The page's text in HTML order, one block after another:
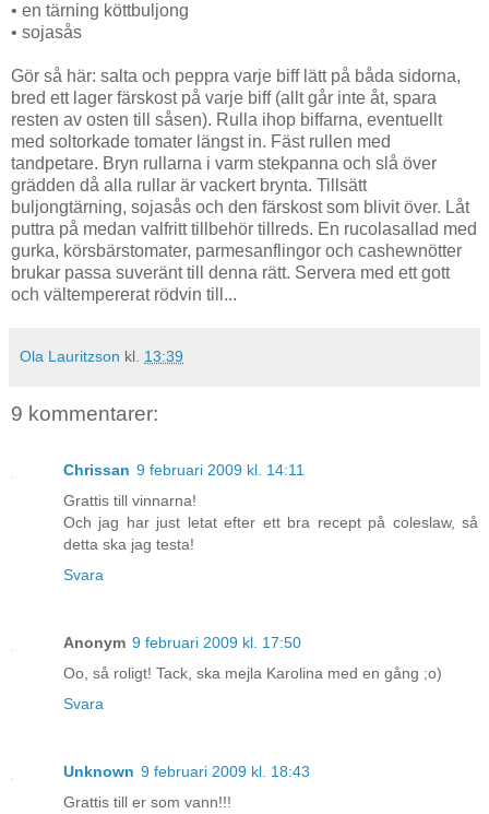
• en tärning köttbuljong
• sojasås
Gör så här: salta och peppra varje biff lätt på båda sidorna,
bred ett lager färskost på varje biff (allt går inte åt, spara
resten av osten till såsen). Rulla ihop biffarna, eventuellt
med soltorkade tomater längst in. Fäst rullen med
tandpetare. Bryn rullarna i varm stekpanna och slå över
grädden då alla rullar är vackert brynta. Tillsätt
buljongtärning, sojasås och den färskost som blivit över. Låt
puttra på medan valfritt tillbehör tillreds. En rucolasallad med
gurka, körsbärstomater, parmesanflingor och cashewnötter
brukar passa suveränt till denna rätt. Servera med ett gott
och vältempererat rödvin till...
Ola Lauritzson kl. 13:39
9 kommentarer:
Chrissan 9 februari 2009 kl. 14:11
Grattis till vinnarna!
Och jag har just letat efter ett bra recept på coleslaw, så
detta ska jag testa!
Svara
Anonym 9 februari 2009 kl. 17:50
Oo, så roligt! Tack, ska mejla Karolina med en gång ;o)
Svara
Unknown 9 februari 2009 kl. 18:43
Grattis till er som vann!!!